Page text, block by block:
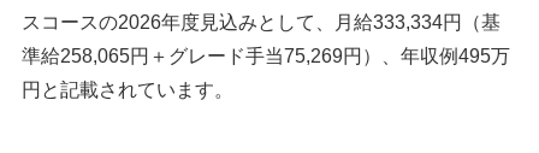
スコースの2026年度見込みとして、月給333,334円（基
準給258,065円＋グレード手当75,269円）、年収例495万
円と記載されています。